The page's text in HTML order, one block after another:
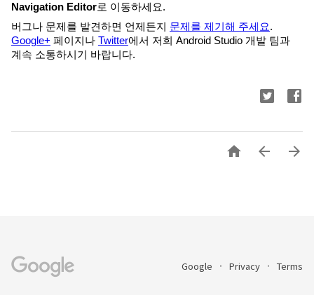
Navigation Editor로 이동하세요.
버그나 문제를 발견하면 언제든지 문제를 제기해 주세요.
Google+ 페이지나 Twitter에서 저희 Android Studio 개발 팀과
계속 소통하시기 바랍니다.
  
Google Privacy Terms